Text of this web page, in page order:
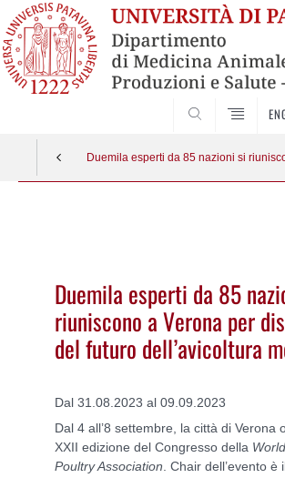
Duemila esperti da 85 nazioni si
Duemila esperti da 85
riuniscono a Verona per
del futuro dell’avicoltura
Dal 31.08.2023 al 09.09.2023
Dal 4 all’8 settembre, la città di Verona
XXII edizione del Congresso della
Poultry Association . Chair dell’evento è